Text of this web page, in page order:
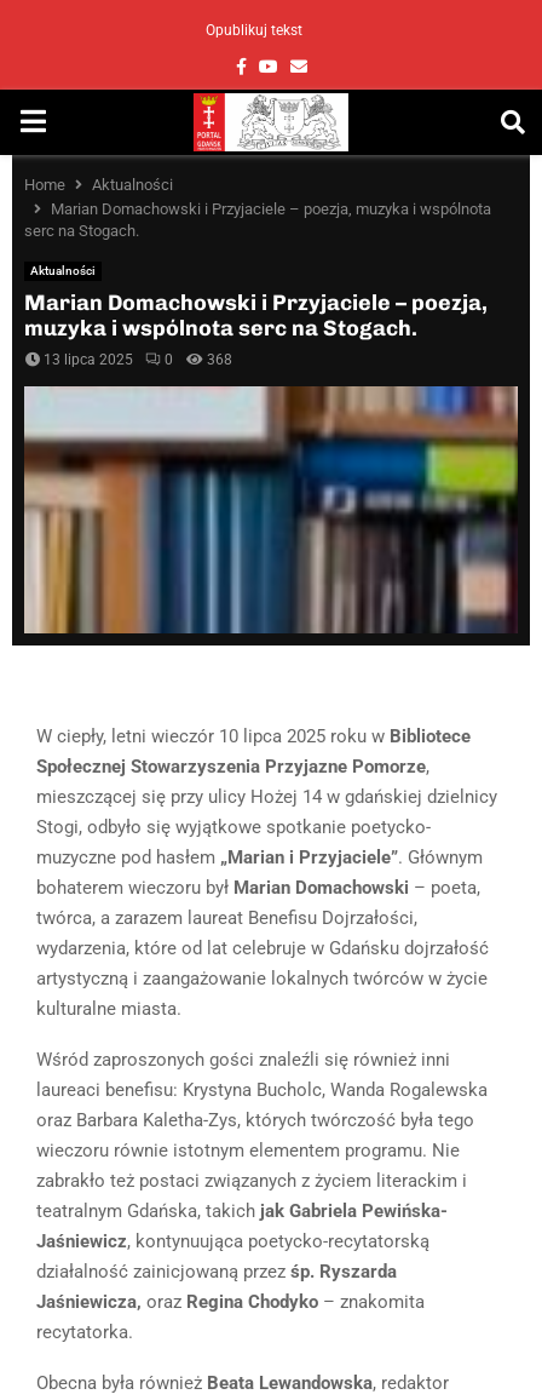
Opublikuj tekst
Facebook
Youtube
Email
PRIMARY
MENU
Home
Aktualności
Marian Domachowski i Przyjaciele – poezja, muzyka i wspólnota
serc na Stogach.
Aktualności
Marian Domachowski i Przyjaciele – poezja,
muzyka i wspólnota serc na Stogach.
13 lipca 2025 0 368
W ciepły, letni wieczór 10 lipca 2025 roku w Bibliotece
Społecznej Stowarzyszenia Przyjazne Pomorze,
mieszczącej się przy ulicy Hożej 14 w gdańskiej dzielnicy
Stogi, odbyło się wyjątkowe spotkanie poetycko-
muzyczne pod hasłem „Marian i Przyjaciele”. Głównym
bohaterem wieczoru był Marian Domachowski – poeta,
twórca, a zarazem laureat Benefisu Dojrzałości,
wydarzenia, które od lat celebruje w Gdańsku dojrzałość
artystyczną i zaangażowanie lokalnych twórców w życie
kulturalne miasta.
Wśród zaproszonych gości znaleźli się również inni
laureaci benefisu: Krystyna Bucholc, Wanda Rogalewska
oraz Barbara Kaletha-Zys, których twórczość była tego
wieczoru równie istotnym elementem programu. Nie
zabrakło też postaci związanych z życiem literackim i
teatralnym Gdańska, takich jak Gabriela Pewińska-
Jaśniewicz, kontynuująca poetycko-recytatorską
działalność zainicjowaną przez śp. Ryszarda
Jaśniewicza, oraz Regina Chodyko – znakomita
recytatorka.
Obecna była również Beata Lewandowska, redaktor